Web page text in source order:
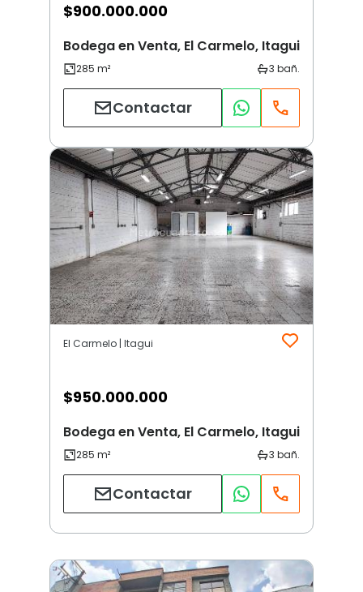
$900.000.000
Bodega en Venta, El Carmelo, Itagui
Contactar
El Carmelo | Itagui
$950.000.000
Bodega en Venta, El Carmelo, Itagui
Contactar